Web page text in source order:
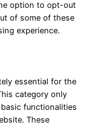
option to opt-out
of some of these
experience.
essential for the
category only
functionalities
These